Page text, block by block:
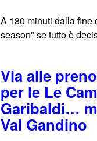
A 180 minuti dalla fine
season" se tutto è
Via alle
per le Le
Garibaldi…
Val Gandino